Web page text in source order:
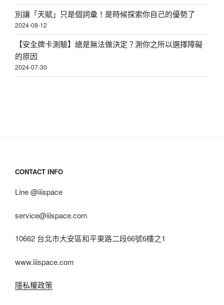
別讓「天賦」只是個詞彙！是時候探索你自己的優勢了
2024-08-12
【安全牌卡測驗】總是無法做決定？測你之所以選擇障礙
的原因
2024-07-30
CONTACT INFO
Line @iiispace
service@iiispace.com
10662 台北市大安區和平東路二段66號6樓之1
www.iiispace.com
隱私權政策